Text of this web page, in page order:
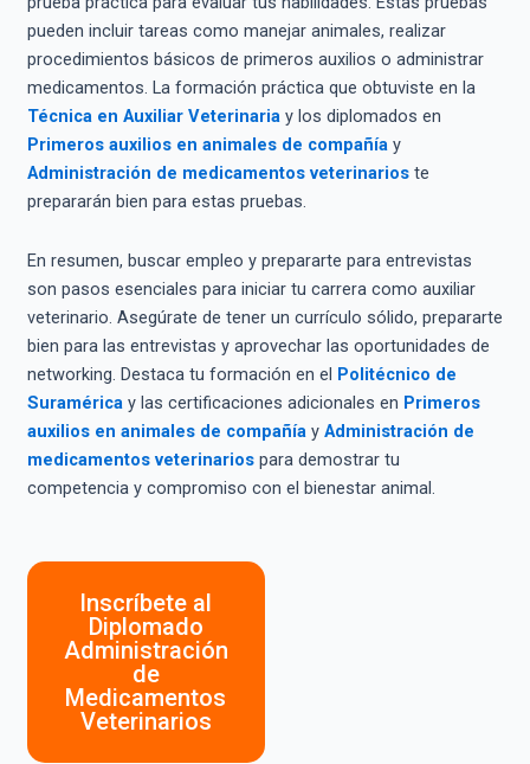
pueden incluir tareas como manejar animales, realizar
procedimientos básicos de primeros auxilios o administrar
medicamentos. La formación práctica que obtuviste en la
Técnica en Auxiliar Veterinariay los diplomados en
Primeros auxilios en animales de compañíay
Administración de medicamentos veterinarioste
prepararán bien para estas pruebas.
En resumen, buscar empleo y prepararte para entrevistas
son pasos esenciales para iniciar tu carrera como auxiliar
veterinario. Asegúrate de tener un currículo sólido, prepararte
bien para las entrevistas y aprovechar las oportunidades de
networking. Destaca tu formación en el Politécnico de
Suraméricay las certificaciones adicionales en Primeros
auxilios en animales de compañíay Administración de
medicamentos veterinariospara demostrar tu
competencia y compromiso con el bienestar animal.
Inscríbete al
Diplomado
Administración
de
Medicamentos
Veterinarios